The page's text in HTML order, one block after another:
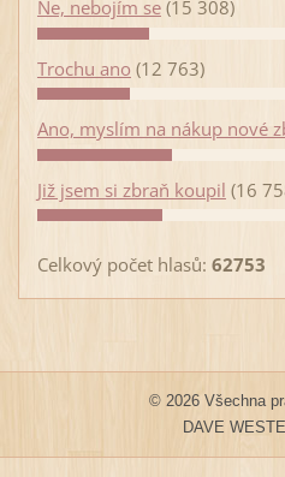
Ne, nebojím se (15 308)
Trochu ano (12 763)
Ano, myslím na nákup nové
Již jsem si zbraň koupil (16
Celkový počet hlasů: 62753
© 2026 Všechna
DAVE